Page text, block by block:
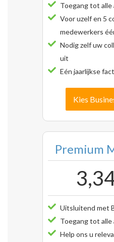
Toegang tot alle
Voor uzelf en 5
medewerkers
Nodig zelf uw
uit
Eén jaarlijkse
Kies
Premium
Uitsluitend met
Toegang tot alle
Help ons u